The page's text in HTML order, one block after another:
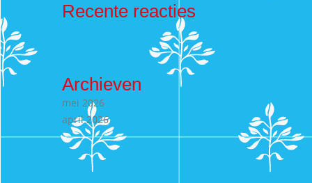
Recente reacties
Archieven
mei 2026
april 2026